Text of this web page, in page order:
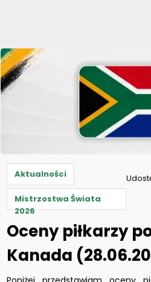
Aktualności
Mistrzostwa Świata
2026
Oceny piłkarzy
Kanada